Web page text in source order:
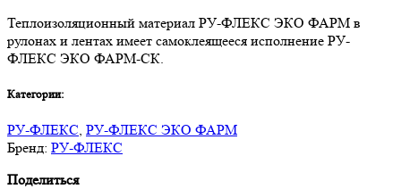
Теплоизоляционный материал РУ-ФЛЕКС ЭКО ФАРМ в
рулонах и лентах имеет самоклеящееся исполнение РУ-
ФЛЕКС ЭКО ФАРМ-СК.
Категории:
РУ-ФЛЕКС, РУ-ФЛЕКС ЭКО ФАРМ
Бренд: РУ-ФЛЕКС
Поделиться